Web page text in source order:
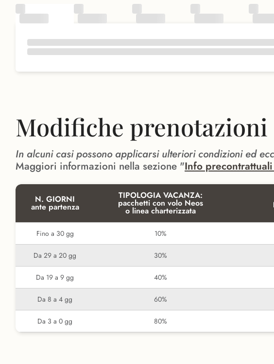
Modifiche prenotazioni
In alcuni casi possono applicarsi ulteriori condizioni ed
Maggiori informazioni nella sezione "Info
N. GIORNI
ante partenza
TIPOLOGIA VACANZA:
pacchetti con volo Neos
o linea charterizzata
Fino a 30 gg 10%
Da 29 a 20 gg 30%
Da 19 a 9 gg 40%
Da 8 a 4 gg 60%
Da 3 a 0 gg 80%